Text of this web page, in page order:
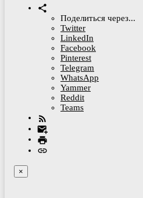
Поделиться через...
Twitter
LinkedIn
Facebook
Pinterest
Telegram
WhatsApp
Yammer
Reddit
Teams
×